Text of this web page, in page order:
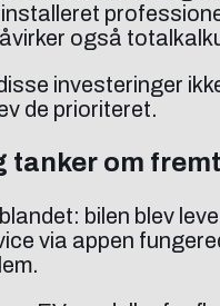
også
investeringer
de prioriteret.
tanker om
bilen blev
via appen